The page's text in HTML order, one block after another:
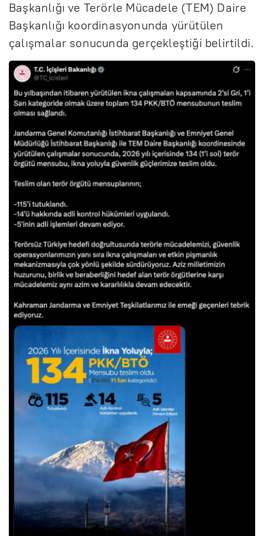
Başkanlığı ve Terörle Mücadele (TEM) Daire
Başkanlığı koordinasyonunda yürütülen
çalışmalar sonucunda gerçekleştiği belirtildi.